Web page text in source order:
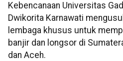
Kebencanaan Universitas
Dwikorita Karnawati
lembaga khusus untuk
banjir dan longsor di
dan Aceh.